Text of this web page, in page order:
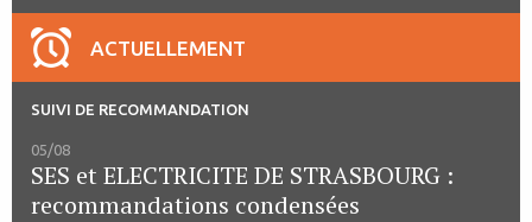
ACTUELLEMENT
SUIVI DE RECOMMANDATION
05/08
SES et ELECTRICITE DE STRASBOURG :
recommandations condensées